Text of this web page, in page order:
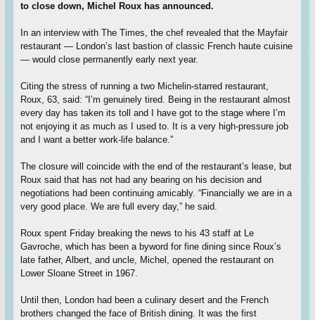
to close down, Michel Roux has announced.
In an interview with The Times, the chef revealed that the Mayfair
restaurant — London’s last bastion of classic French haute cuisine
— would close permanently early next year.
Citing the stress of running a two Michelin-starred restaurant,
Roux, 63, said: “I’m genuinely tired. Being in the restaurant almost
every day has taken its toll and I have got to the stage where I’m
not enjoying it as much as I used to. It is a very high-pressure job
and I want a better work-life balance.”
The closure will coincide with the end of the restaurant’s lease, but
Roux said that has not had any bearing on his decision and
negotiations had been continuing amicably. “Financially we are in a
very good place. We are full every day,” he said.
Roux spent Friday breaking the news to his 43 staff at Le
Gavroche, which has been a byword for fine dining since Roux’s
late father, Albert, and uncle, Michel, opened the restaurant on
Lower Sloane Street in 1967.
Until then, London had been a culinary desert and the French
brothers changed the face of British dining. It was the first